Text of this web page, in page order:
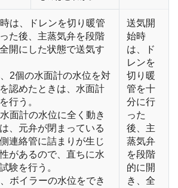
は、ドレンを切り暖管
た後、主蒸気弁を段階
開にした状態で送気す
2個の水面計の水位を対
認めたときは、水面計
行う。
面計の水位に全く動き
、元弁が閉まっている
連絡管に詰まりが生じ
があるので、直ちに水
験を行う。
ボイラーの水位をでき
送気開
始時
は、ド
レンを
切り暖
管を十
分に行
った
後、主
蒸気弁
を段階
的に開
き、全